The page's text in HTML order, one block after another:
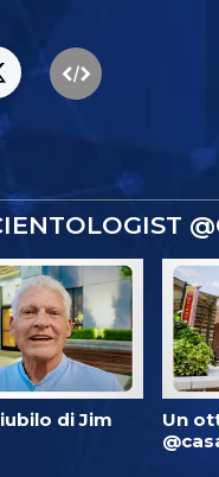
di Jim
Un